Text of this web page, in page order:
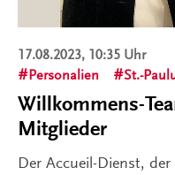
17.08.2023, 10:35 Uhr
Personalien
St.-
Willkommens-
Mitglieder
Der Accueil-Dienst,